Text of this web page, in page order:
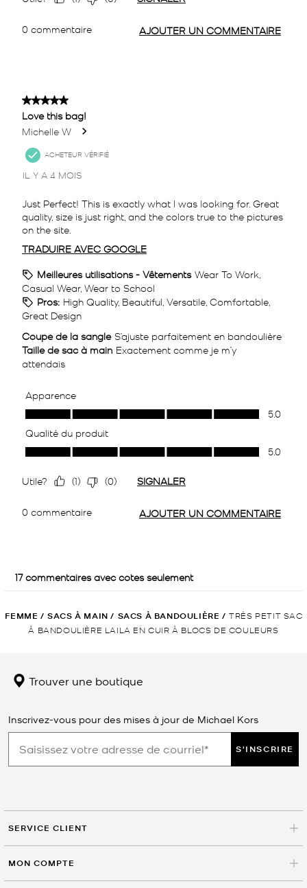
FEMME / SACS À MAIN / SACS À BANDOULIÈRE / TRÈS PETIT SAC
À BANDOULIÈRE LAILA EN CUIR À BLOCS DE COULEURS
Trouver une boutique
Inscrivez-vous pour des mises à jour de Michael Kors
S'INSCRIRE
SERVICE CLIENT
MON COMPTE